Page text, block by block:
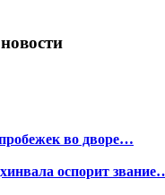
во дворе…
оспорит